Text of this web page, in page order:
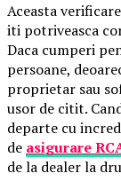
Aceasta
iti potriveasca
Daca cumperi
persoane,
proprietar sau
usor de citit.
departe cu
de asigurare
de la dealer la